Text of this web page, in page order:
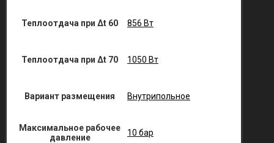
Теплоотдача при Δt 60 856 Вт
Теплоотдача при Δt 70 1050 Вт
Вариант размещения Внутрипольное
Максимальное рабочее
давление
10 бар